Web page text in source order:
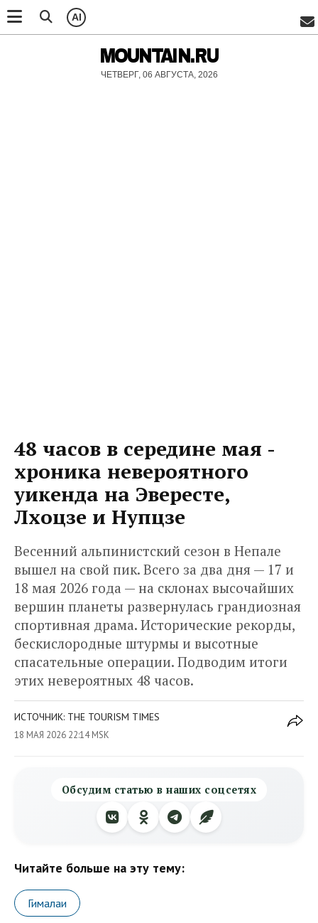
AI
MOUNTAIN.RU
ЧЕТВЕРГ, 06 АВГУСТА, 2026
48 часов в середине мая -
хроника невероятного
уикенда на Эвересте,
Лхоцзе и Нупцзе
Весенний альпинистский сезон в Непале
вышел на свой пик. Всего за два дня — 17 и
18 мая 2026 года — на склонах высочайших
вершин планеты развернулась грандиозная
спортивная драма. Исторические рекорды,
бескислородные штурмы и высотные
спасательные операции. Подводим итоги
этих невероятных 48 часов.
ИСТОЧНИК: THE TOURISM TIMES
18 МАЯ 2026 22:14 MSK
Обсудим статью в наших соцсетях
Читайте больше на эту тему:
Гималаи